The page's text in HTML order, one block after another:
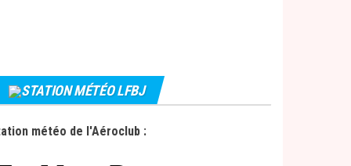
STATION MÉTÉO LFBJ
météo de l'Aéroclub :